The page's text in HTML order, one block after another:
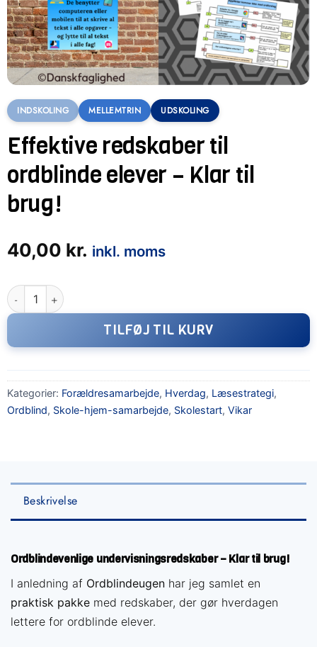
INDSKOLING MELLEMTRIN UDSKOLING
Effektive redskaber til
ordblinde elever – Klar til
brug!
40,00 kr. inkl. moms
Effektive redskaber til ordblinde elever – Klar til brug! antal
TILFØJ TIL KURV
Kategorier: Forældresamarbejde, Hverdag, Læsestrategi,
Ordblind, Skole-hjem-samarbejde, Skolestart, Vikar
Beskrivelse
Ordblindevenlige undervisningsredskaber – Klar til brug!
I anledning af Ordblindeugen har jeg samlet en
praktisk pakke med redskaber, der gør hverdagen
lettere for ordblinde elever.